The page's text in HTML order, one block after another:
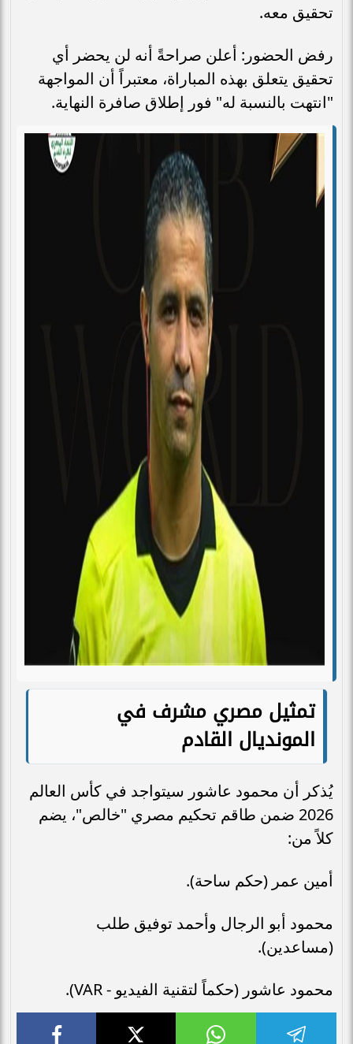
تحقيق معه.
رفض الحضور: أعلن صراحةً أنه لن يحضر أي
تحقيق يتعلق بهذه المباراة، معتبراً أن المواجهة
"انتهت بالنسبة له" فور إطلاق صافرة النهاية.
تمثيل مصري مشرف في
المونديال القادم
يُذكر أن محمود عاشور سيتواجد في كأس العالم
2026 ضمن طاقم تحكيم مصري "خالص"، يضم
كلاً من:
أمين عمر (حكم ساحة).
محمود أبو الرجال وأحمد توفيق طلب
(مساعدين).
محمود عاشور (حكماً لتقنية الفيديو - VAR).